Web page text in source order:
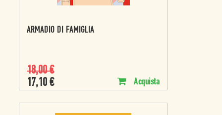
ARMADIO DI FAMIGLIA
18,00€
17,10 € Acquista